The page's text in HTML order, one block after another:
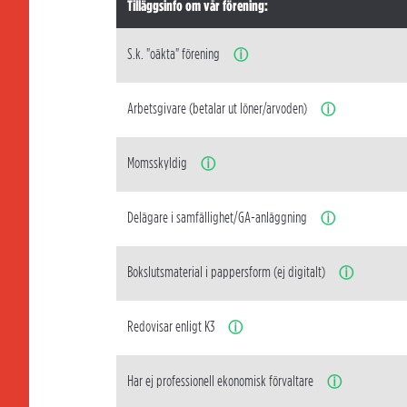
Tilläggsinfo om vår förening:
S.k. "oäkta" förening ⓘ
Arbetsgivare (betalar ut löner/arvoden) ⓘ
Momsskyldig ⓘ
Delägare i samfällighet/GA-anläggning ⓘ
Bokslutsmaterial i pappersform (ej digitalt) ⓘ
Redovisar enligt K3 ⓘ
Har ej professionell ekonomisk förvaltare ⓘ